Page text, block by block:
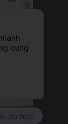
cung
du học